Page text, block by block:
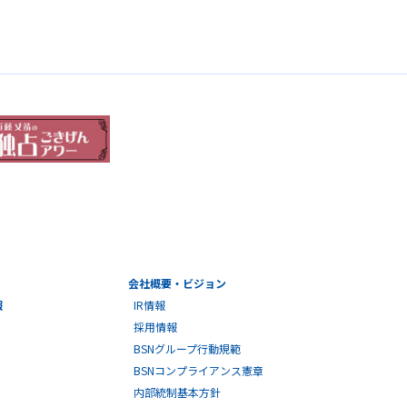
会社概要・ビジョン
IR情報
採用情報
BSNグループ行動規範
BSNコンプライアンス憲章
内部統制基本方針